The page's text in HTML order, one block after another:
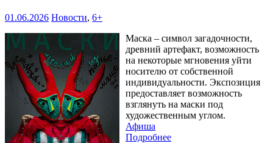
01.06.2026 Новости, 6+
Маска – символ загадочности,
древний артефакт, возможность
на некоторые мгновения уйти
носителю от собственной
индивидуальности. Экспозиция
предоставляет возможность
взглянуть на маски под
художественным углом.
Афиша
Подробнее